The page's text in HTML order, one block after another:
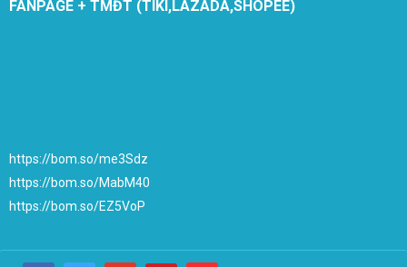
FANPAGE + TMĐT (TIKI,LAZADA,SHOPEE)
https://bom.so/me3Sdz
https://bom.so/MabM40
https://bom.so/EZ5VoP